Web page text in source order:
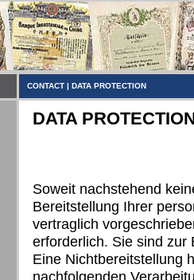
CONTACT | DATA PROTECTION
DATA
Soweit nachstehend
Bereitstellung Ihrer
vertraglich
erforderlich. Sie sind zur
Eine Nichtbereitstellung
nachfolgenden